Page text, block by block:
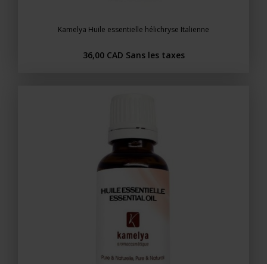
Kamelya Huile essentielle hélichryse Italienne
36,00 CAD Sans les taxes